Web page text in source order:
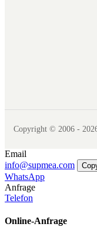
Copyright © 2006 -
Email
info@supmea.com
WhatsApp
Anfrage
Telefon
Online-Anfrage